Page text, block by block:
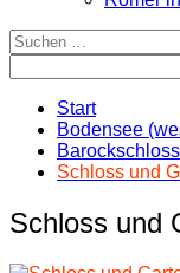
Start
Bodensee
Schloss und
Schloss und